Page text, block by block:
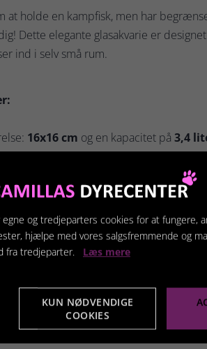
at holde en kampfisk, men har
Dette elegante glasakvarie er
ind i selv små rum.
16x16 cm og en kapacitet på 3,4
kampfisk, som naturligt er tilpasset
der passer perfekt til både kontoret,
optimal belysning og fremhævning af
og tredjeparters cookies for at fungere,
hjælpe med vores salgsfremmende og
fra tredjeparter. Læs mere
KUN NØDVENDIGE
COOKIES